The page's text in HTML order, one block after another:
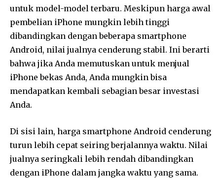
untuk model-model terbaru. Meskipun harga awal
pembelian iPhone mungkin lebih tinggi
dibandingkan dengan beberapa smartphone
Android, nilai jualnya cenderung stabil. Ini berarti
bahwa jika Anda memutuskan untuk menjual
iPhone bekas Anda, Anda mungkin bisa
mendapatkan kembali sebagian besar investasi
Anda.
Di sisi lain, harga smartphone Android cenderung
turun lebih cepat seiring berjalannya waktu. Nilai
jualnya seringkali lebih rendah dibandingkan
dengan iPhone dalam jangka waktu yang sama.